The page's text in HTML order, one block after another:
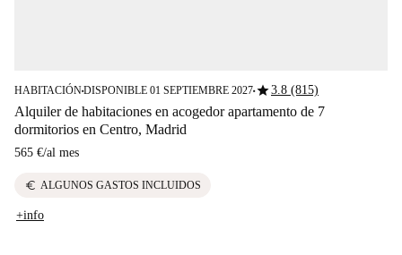
HABITACIÓN■DISPONIBLE 01 SEPTIEMBRE 2027■star3.8 (815)
Alquiler de habitaciones en acogedor apartamento de 7
dormitorios en Centro, Madrid
565 €/al mes
euro ALGUNOS GASTOS INCLUIDOS
+info